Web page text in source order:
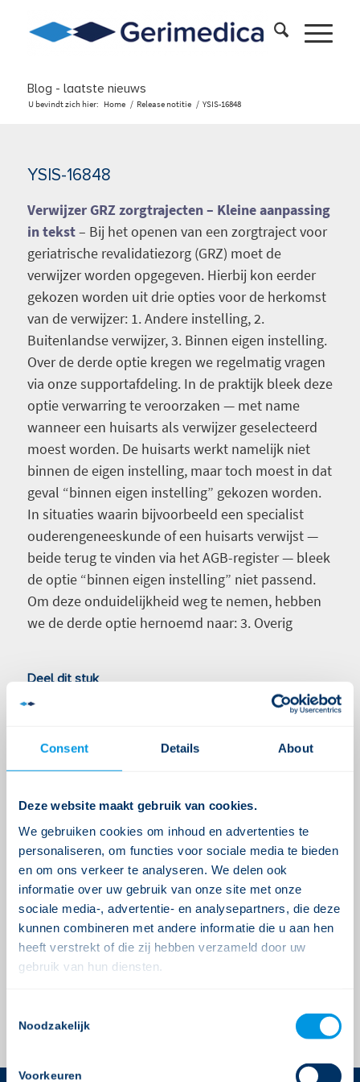
Consent Details About
Deze website maakt gebruik van cookies.
We gebruiken cookies om inhoud en advertenties te
personaliseren, om functies voor sociale media te bieden
en om ons verkeer te analyseren. We delen ook
informatie over uw gebruik van onze site met onze
sociale media-, advertentie- en analysepartners, die deze
kunnen combineren met andere informatie die u aan hen
heeft verstrekt of die zij hebben verzameld door uw
gebruik van hun diensten.
Selection
Noodzakelijk
Voorkeuren
Blog - laatste nieuws
U bevindt zich hier: Home / Release notitie / YSIS-16848
YSIS-16848
Verwijzer GRZ zorgtrajecten – Kleine aanpassing
in tekst– Bij het openen van een zorgtraject voor
geriatrische revalidatiezorg (GRZ) moet de
verwijzer worden opgegeven. Hierbij kon eerder
gekozen worden uit drie opties voor de herkomst
van de verwijzer: 1. Andere instelling, 2.
Buitenlandse verwijzer, 3. Binnen eigen instelling.
Over de derde optie kregen we regelmatig vragen
via onze supportafdeling. In de praktijk bleek deze
optie verwarring te veroorzaken — met name
wanneer een huisarts als verwijzer geselecteerd
moest worden. De huisarts werkt namelijk niet
binnen de eigen instelling, maar toch moest in dat
geval “binnen eigen instelling” gekozen worden.
In situaties waarin bijvoorbeeld een specialist
ouderengeneeskunde of een huisarts verwijst —
beide terug te vinden via het AGB-register — bleek
de optie “binnen eigen instelling” niet passend.
Om deze onduidelijkheid weg te nemen, hebben
we de derde optie hernoemd naar: 3. Overig
Deel dit stuk
0
ANTWOORDEN
Plaats een Reactie
Draag gerust bij!
Je moetingelogd zijn op